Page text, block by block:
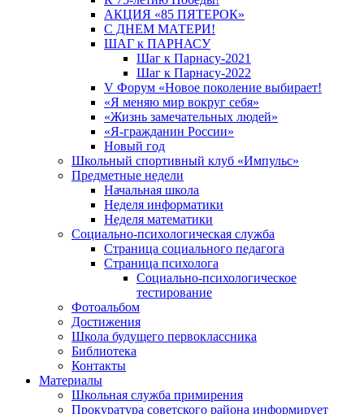
АКЦИЯ «85 ПЯТЕРОК»
С ДНЕМ МАТЕРИ!
ШАГ к ПАРНАСУ
Шаг к Парнасу-2021
Шаг к Парнасу-2022
V Форум «Новое поколение выбирает!
«Я меняю мир вокруг себя»
«Жизнь замечательных людей»
«Я-гражданин России»
Новый год
Школьный спортивный клуб «Импульс»
Предметные недели
Начальная школа
Неделя информатики
Неделя математики
Социально-психологическая служба
Страница социального педагога
Страница психолога
Социально-психологическое
тестирование
Фотоальбом
Достижения
Школа будущего первоклассника
Библиотека
Контакты
Материалы
Школьная служба примирения
Прокуратура советского района информирует